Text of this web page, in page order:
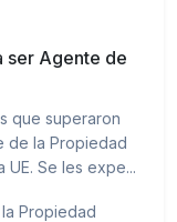
ser Agente de
que superaron
de la Propiedad
Se les expe...
Propiedad